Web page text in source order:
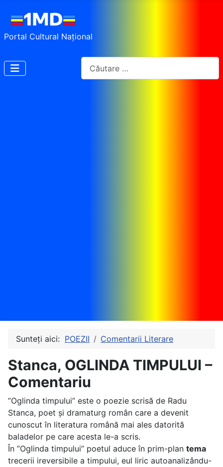
Portal Cultural Național
Sunteți aici: POEZII Comentarii Literare
Stanca, OGLINDA TIMPULUI –
Comentariu
”Oglinda timpului” este o poezie scrisă de Radu
Stanca, poet și dramaturg român care a devenit
cunoscut în literatura română mai ales datorită
baladelor pe care acesta le-a scris.
În ”Oglinda timpului” poetul aduce în prim-plan tema
trecerii ireversibile a timpului, eul liric autoanalizându-